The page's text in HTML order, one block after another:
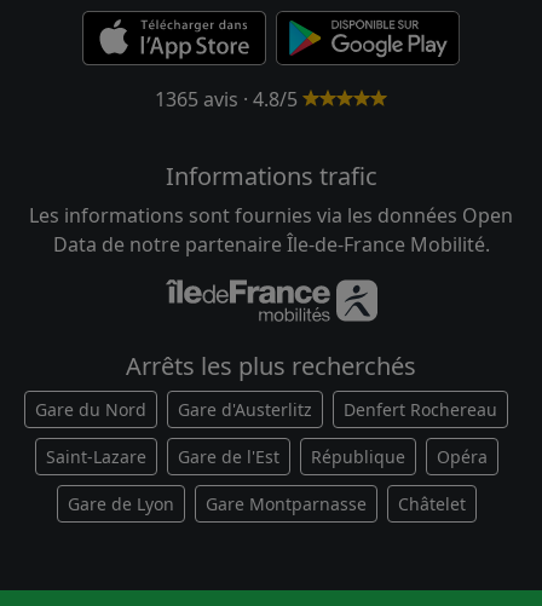
1365 avis · 4.8/5
Informations trafic
Les informations sont fournies via les données Open
Data de notre partenaire Île-de-France Mobilité.
Arrêts les plus recherchés
Gare du Nord Gare d'Austerlitz Denfert Rochereau
Saint-Lazare Gare de l'Est République Opéra
Gare de Lyon Gare Montparnasse Châtelet